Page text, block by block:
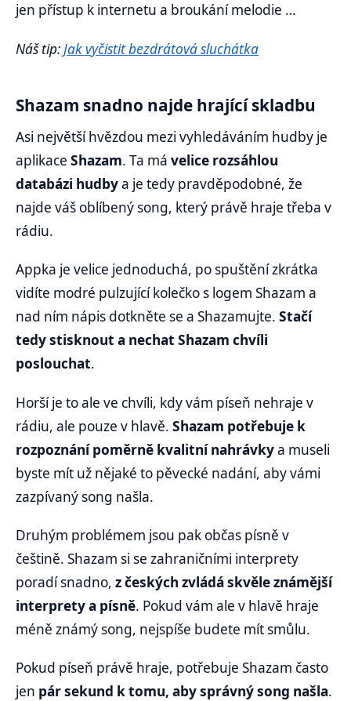
jen přístup k internetu a broukání melodie …
Náš tip:Jak vyčistit bezdrátová sluchátka
Shazam snadno najde hrající skladbu
Asi největší hvězdou mezi vyhledáváním hudby je
aplikace Shazam. Ta má velice rozsáhlou
databázi hudbya je tedy pravděpodobné, že
najde váš oblíbený song, který právě hraje třeba v
rádiu.
Appka je velice jednoduchá, po spuštění zkrátka
vidíte modré pulzující kolečko s logem Shazam a
nad ním nápis dotkněte se a Shazamujte. Stačí
tedy stisknout a nechat Shazam chvíli
poslouchat.
Horší je to ale ve chvíli, kdy vám píseň nehraje v
rádiu, ale pouze v hlavě. Shazam potřebuje k
rozpoznání poměrně kvalitní nahrávkya museli
byste mít už nějaké to pěvecké nadání, aby vámi
zazpívaný song našla.
Druhým problémem jsou pak občas písně v
češtině. Shazam si se zahraničními interprety
poradí snadno, z českých zvládá skvěle známější
interprety a písně. Pokud vám ale v hlavě hraje
méně známý song, nejspíše budete mít smůlu.
Pokud píseň právě hraje, potřebuje Shazam často
jen pár sekund k tomu, aby správný song našla.